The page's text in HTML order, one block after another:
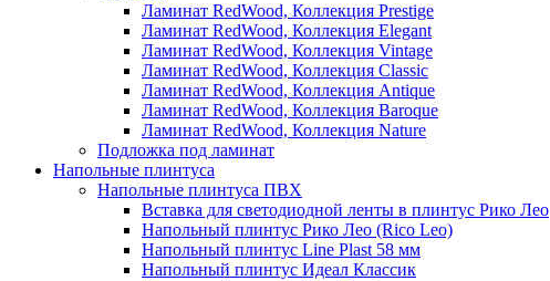
Ламинат RedWood, Коллекция Prestige
Ламинат RedWood, Коллекция Elegant
Ламинат RedWood, Коллекция Vintage
Ламинат RedWood, Коллекция Classic
Ламинат RedWood, Коллекция Antique
Ламинат RedWood, Коллекция Baroque
Ламинат RedWood, Коллекция Nature
Подложка под ламинат
Напольные плинтуса
Напольные плинтуса ПВХ
Вставка для светодиодной ленты в плинтус Рико Лео
Напольный плинтус Рико Лео (Rico Leo)
Напольный плинтус Line Plast 58 мм
Напольный плинтус Идеал Классик